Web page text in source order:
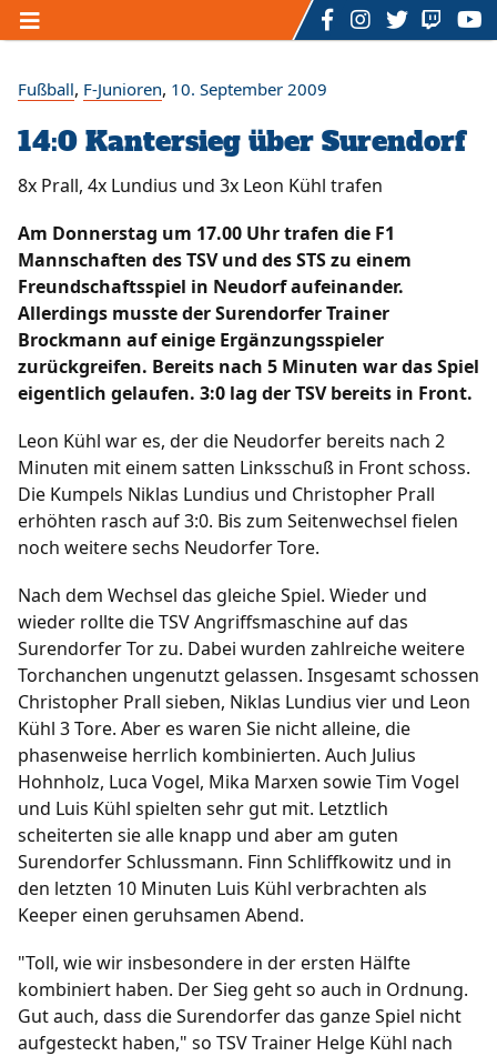
Home
Unser TSV
Der Vorstand/ Ansprechpartner/ Mitgliedschaft
Geschichte/ Hall of Fame/ Satzung/
Datenschutzerklärung/ Impressum /Kontakt
/Formulare
Sportarten
Fußball Rückenfit - Fitnesskurs/
Zumba - Fitnesskurs U3 - Mutter - Kind - Turnen
Ü3 bis 7 Jahre - Kinderturnen/ Dart/ Billard/
Volleyball/ eSports/ Badminton/ Bogenschießen/
Floorball
Fußball
1. Herren 2. Herren 1. Frauen B-Junioren
C-Junioren/ D-Junioren / E-Junioren F-Junioren
G-Junioren Altherren Ü32
Termine
Archiv
Fanshop
Fußball, F-Junioren, 10. September 2009
14:0 Kantersieg über Surendorf
8x Prall, 4x Lundius und 3x Leon Kühl trafen
Am Donnerstag um 17.00 Uhr trafen die F1
Mannschaften des TSV und des STS zu einem
Freundschaftsspiel in Neudorf aufeinander.
Allerdings musste der Surendorfer Trainer
Brockmann auf einige Ergänzungsspieler
zurückgreifen. Bereits nach 5 Minuten war das Spiel
eigentlich gelaufen. 3:0 lag der TSV bereits in Front.
Leon Kühl war es, der die Neudorfer bereits nach 2
Minuten mit einem satten Linksschuß in Front schoss.
Die Kumpels Niklas Lundius und Christopher Prall
erhöhten rasch auf 3:0. Bis zum Seitenwechsel fielen
noch weitere sechs Neudorfer Tore.
Nach dem Wechsel das gleiche Spiel. Wieder und
wieder rollte die TSV Angriffsmaschine auf das
Surendorfer Tor zu. Dabei wurden zahlreiche weitere
Torchanchen ungenutzt gelassen. Insgesamt schossen
Christopher Prall sieben, Niklas Lundius vier und Leon
Kühl 3 Tore. Aber es waren Sie nicht alleine, die
phasenweise herrlich kombinierten. Auch Julius
Hohnholz, Luca Vogel, Mika Marxen sowie Tim Vogel
und Luis Kühl spielten sehr gut mit. Letztlich
scheiterten sie alle knapp und aber am guten
Surendorfer Schlussmann. Finn Schliffkowitz und in
den letzten 10 Minuten Luis Kühl verbrachten als
Keeper einen geruhsamen Abend.
"Toll, wie wir insbesondere in der ersten Hälfte
kombiniert haben. Der Sieg geht so auch in Ordnung.
Gut auch, dass die Surendorfer das ganze Spiel nicht
aufgesteckt haben," so TSV Trainer Helge Kühl nach